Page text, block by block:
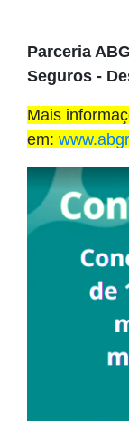
Parceria
Seguros -
Mais
em: